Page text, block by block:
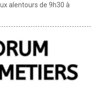
alentours de 9h30 à